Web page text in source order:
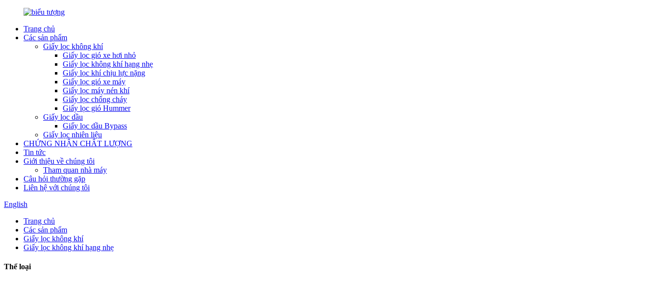
Trang chủ
Các sản phẩm
Giấy lọc không khí
Giấy lọc gió xe hơi nhỏ
Giấy lọc không khí hạng nhẹ
Giấy lọc khí chịu lực nặng
Giấy lọc gió xe máy
Giấy lọc máy nén khí
Giấy lọc chống cháy
Giấy lọc gió Hummer
Giấy lọc dầu
Giấy lọc dầu Bypass
Giấy lọc nhiên liệu
CHỨNG NHẬN CHẤT LƯỢNG
Tin tức
Giới thiệu về chúng tôi
Tham quan nhà máy
Câu hỏi thường gặp
Liên hệ với chúng tôi
English
Trang chủ
Các sản phẩm
Giấy lọc không khí
Giấy lọc không khí hạng nhẹ
Thể loại